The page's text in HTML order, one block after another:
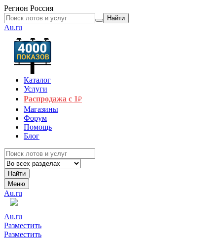
Регион Россия
Найти
Au.ru
Каталог
Услуги
Распродажа с 1₽
Магазины
Форум
Помощь
Блог
Найти
Меню
Au.ru
Au.ru
Разместить
Разместить